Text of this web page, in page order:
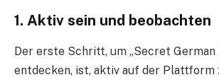
1. Aktiv sein und beobachten
Der erste Schritt, um „Secret German
entdecken, ist, aktiv auf der Plattform